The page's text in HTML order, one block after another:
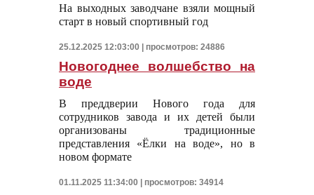
На выходных заводчане взяли мощный
старт в новый спортивный год
25.12.2025 12:03:00 | просмотров: 24886
Новогоднее волшебство на
воде
В преддверии Нового года для
сотрудников завода и их детей были
организованы традиционные
представления «Ёлки на воде», но в
новом формате
01.11.2025 11:34:00 | просмотров: 34914